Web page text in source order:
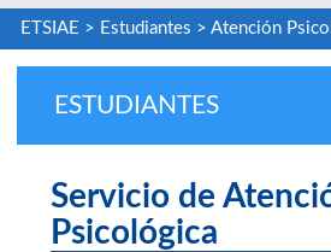
ETSIAE > Estudiantes > Atención
ESTUDIANTES
Servicio de
Psicológica